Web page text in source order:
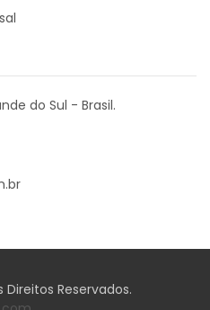
do Sul - Brasil.
Reservados.